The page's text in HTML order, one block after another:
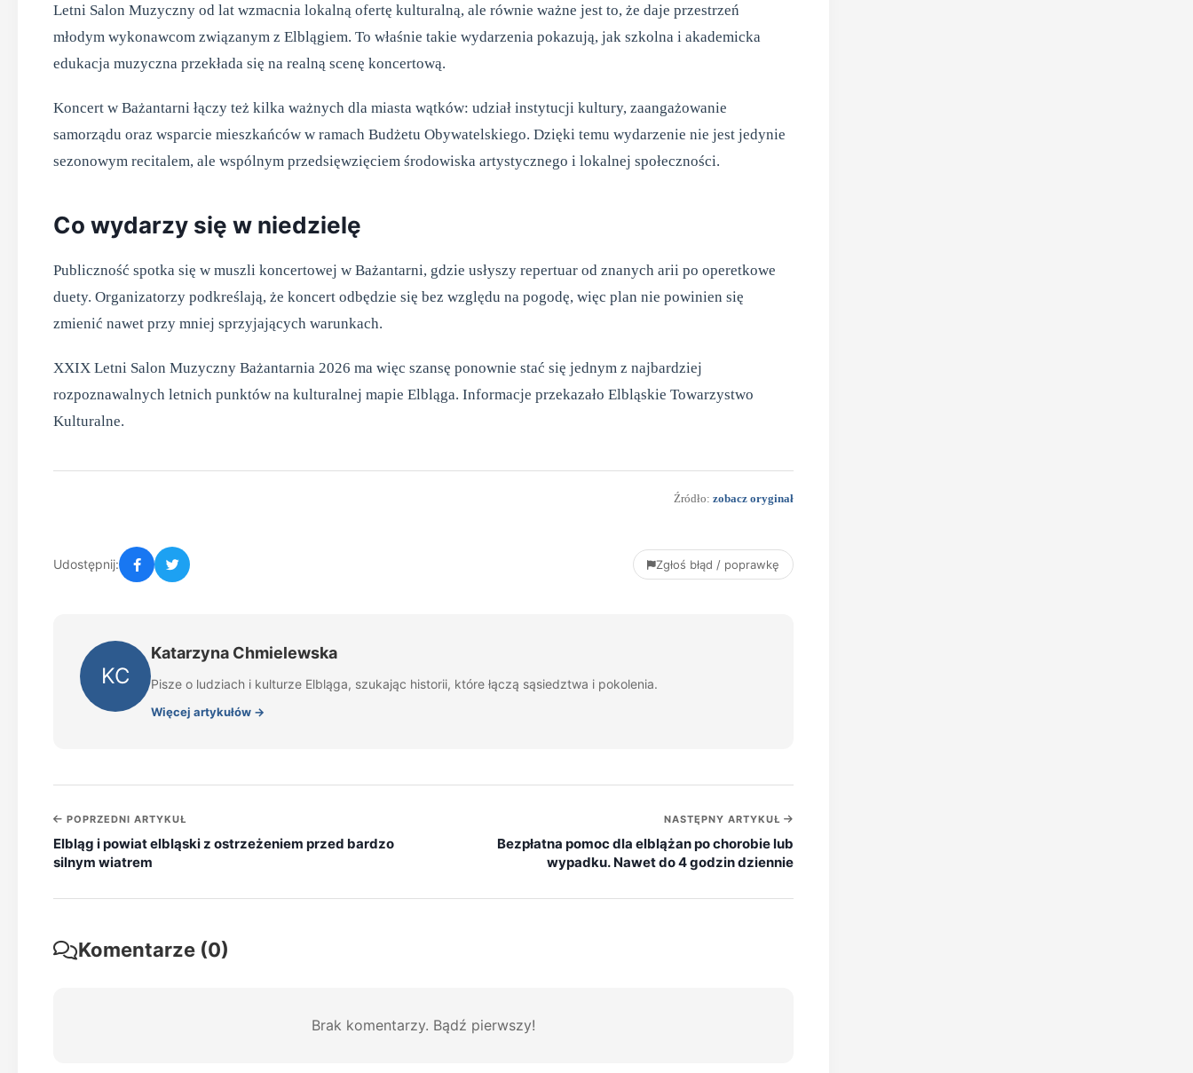
Letni Salon Muzyczny od lat wzmacnia lokalną ofertę kulturalną, ale równie ważne jest to, że daje przestrzeń
młodym wykonawcom związanym z Elblągiem. To właśnie takie wydarzenia pokazują, jak szkolna i akademicka
edukacja muzyczna przekłada się na realną scenę koncertową.
Koncert w Bażantarni łączy też kilka ważnych dla miasta wątków: udział instytucji kultury, zaangażowanie
samorządu oraz wsparcie mieszkańców w ramach Budżetu Obywatelskiego. Dzięki temu wydarzenie nie jest jedynie
sezonowym recitalem, ale wspólnym przedsięwzięciem środowiska artystycznego i lokalnej społeczności.
Co wydarzy się w niedzielę
Publiczność spotka się w muszli koncertowej w Bażantarni, gdzie usłyszy repertuar od znanych arii po operetkowe
duety. Organizatorzy podkreślają, że koncert odbędzie się bez względu na pogodę, więc plan nie powinien się
zmienić nawet przy mniej sprzyjających warunkach.
XXIX Letni Salon Muzyczny Bażantarnia 2026 ma więc szansę ponownie stać się jednym z najbardziej
rozpoznawalnych letnich punktów na kulturalnej mapie Elbląga. Informacje przekazało Elbląskie Towarzystwo
Kulturalne.
Źródło: zobacz oryginał
Udostępnij: Zgłoś błąd / poprawkę
KC
Katarzyna Chmielewska
Pisze o ludziach i kulturze Elbląga, szukając historii, które łączą sąsiedztwa i pokolenia.
Więcej artykułów →
POPRZEDNI ARTYKUŁ
Elbląg i powiat elbląski z ostrzeżeniem przed bardzo
silnym wiatrem
NASTĘPNY ARTYKUŁ
Bezpłatna pomoc dla elblążan po chorobie lub
wypadku. Nawet do 4 godzin dziennie
Komentarze (0)
Brak komentarzy. Bądź pierwszy!